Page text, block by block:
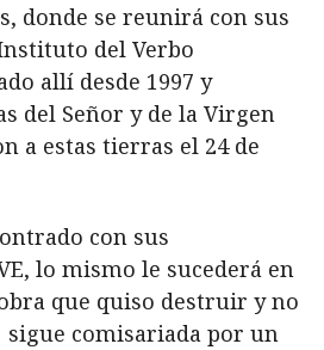
donde se reunirá con sus
del Verbo
allí desde 1997 y
del Señor y de la Virgen
a estas tierras el 24 de
con sus
lo mismo le sucederá en
que quiso destruir y no
comisariada por un